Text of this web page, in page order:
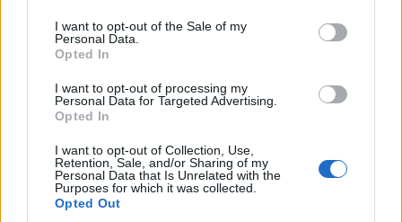
I want to opt-out of the Sale of my
Personal Data.
Opted In
I want to opt-out of processing my
Personal Data for Targeted Advertising.
Opted In
I want to opt-out of Collection, Use,
Retention, Sale, and/or Sharing of my
Personal Data that Is Unrelated with the
Purposes for which it was collected.
Opted Out